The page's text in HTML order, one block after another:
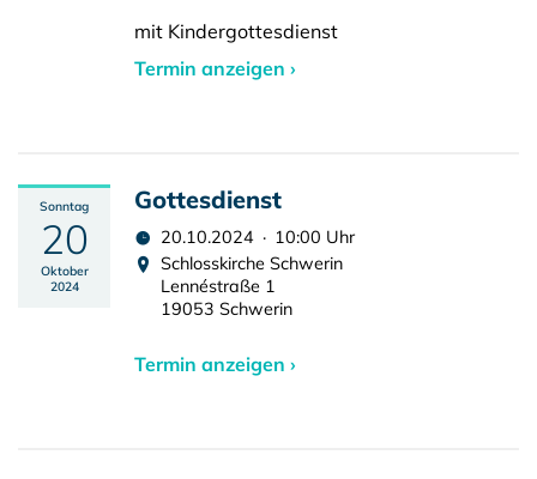
mit Kindergottesdienst
Termin anzeigen ›
Sonntag
20
Oktober
2024
Gottesdienst
20.10.2024 · 10:00 Uhr
Schlosskirche Schwerin
Lennéstraße 1
19053 Schwerin
Termin anzeigen ›